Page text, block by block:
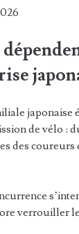
japonaise
de vélo :
des coureurs
verrouiller